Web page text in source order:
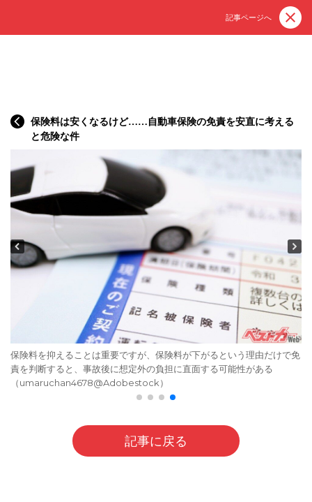
記事ページへ
保険料は安くなるけど……自動車保険の免責を安直に考える
と危険な件
保険料を抑えることは重要ですが、保険料が下がるという理由だけで免
責を判断すると、事故後に想定外の負担に直面する可能性がある
（umaruchan4678@Adobestock）
記事に戻る